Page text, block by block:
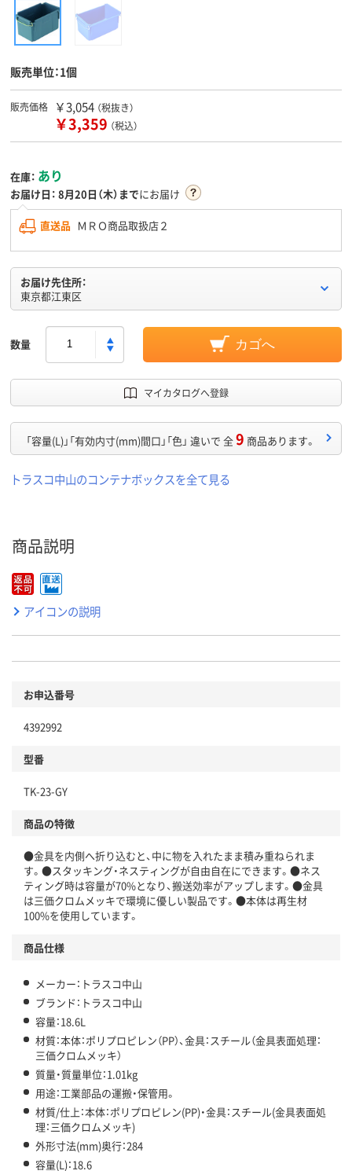
販売単位：1個
販売価格 ￥3,054 （税抜き）
￥3,359 （税込）
在庫： あり
お届け日： 8月20日（木）までにお届け
直送品 ＭＲＯ商品取扱店２
お届け先住所：
東京都江東区
数量 カゴへ
マイカタログへ登録
「容量(L)」「有効内寸(mm)間口」「色」 違いで 全9 商品あります。
トラスコ中山のコンテナボックスを全て見る
商品説明
アイコンの説明
お申込番号
4392992
型番
TK-23-GY
商品の特徴
●金具を内側へ折り込むと、中に物を入れたまま積み重ねられま
す。●スタッキング・ネスティングが自由自在にできます。●ネス
ティング時は容量が70%となり、搬送効率がアップします。●金具
は三価クロムメッキで環境に優しい製品です。●本体は再生材
100%を使用しています。
商品仕様
メーカー：トラスコ中山
ブランド：トラスコ中山
容量：18.6L
材質：本体：ポリプロピレン（PP）、金具：スチール（金具表面処理：
三価クロムメッキ）
質量・質量単位：1.01kg
用途：工業部品の運搬・保管用。
材質/仕上：本体：ポリプロピレン(PP)・金具：スチール(金具表面処
理：三価クロムメッキ)
外形寸法(mm)奥行：284
容量(L)：18.6